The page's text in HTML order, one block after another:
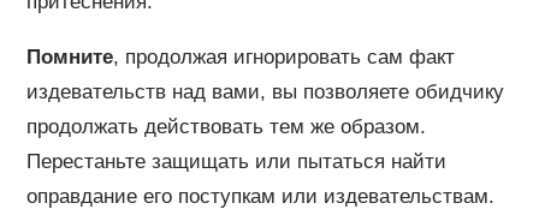
Помните, продолжая игнорировать сам факт
издевательств над вами, вы позволяете обидчику
продолжать действовать тем же образом.
Перестаньте защищать или пытаться найти
оправдание его поступкам или издевательствам.